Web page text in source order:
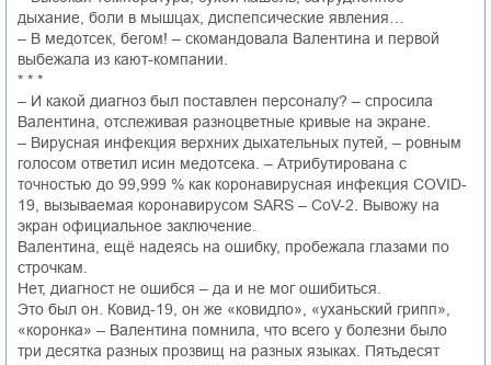
дыхание, боли в мышцах, диспепсические явления…
– В медотсек, бегом! – скомандовала Валентина и первой
выбежала из кают-компании.
* * *
– И какой диагноз был поставлен персоналу? – спросила
Валентина, отслеживая разноцветные кривые на экране.
– Вирусная инфекция верхних дыхательных путей, – ровным
голосом ответил исин медотсека. – Атрибутирована с
точностью до 99,999 % как коронавирусная инфекция COVID-
19, вызываемая коронавирусом SARS – CoV-2. Вывожу на
экран официальное заключение.
Валентина, ещё надеясь на ошибку, пробежала глазами по
строчкам.
Нет, диагност не ошибся – да и не мог ошибиться.
Это был он. Ковид-19, он же «ковидло», «уханьский грипп»,
«коронка» – Валентина помнила, что всего у болезни было
три десятка разных прозвищ на разных языках. Пятьдесят